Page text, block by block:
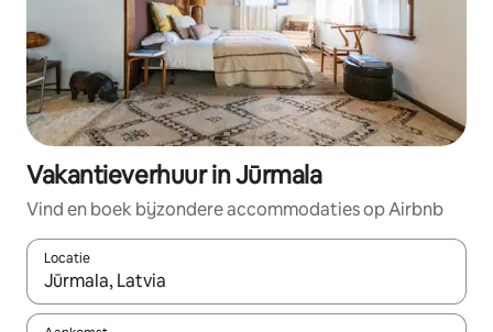
Vakantieverhuur in Jūrmala
Vind en boek bijzondere accommodaties op Airbnb
Locatie
Wanneer er suggesties beschikbaar zijn, maak je een keuze